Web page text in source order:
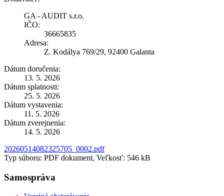
GA - AUDIT s.r.o.
IČO:
36665835
Adresa:
Z. Kodálya 769/29, 92400 Galanta
Dátum doručenia:
13. 5. 2026
Dátum splatnosti:
25. 5. 2026
Dátum vystavenia:
11. 5. 2026
Dátum zverejnenia:
14. 5. 2026
20260514082325705_0002.pdf
Typ súboru: PDF dokument, Veľkosť: 546 kB
Samospráva